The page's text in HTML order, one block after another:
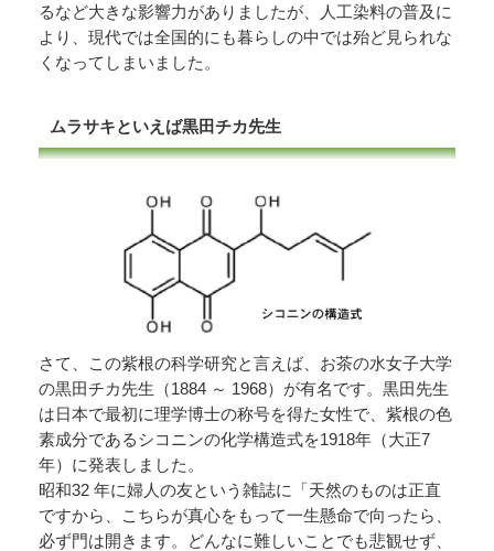
るなど大きな影響力がありましたが、人工染料の普及に
より、現代では全国的にも暮らしの中では殆ど見られな
くなってしまいました。
ムラサキといえば黒田チカ先生
さて、この紫根の科学研究と言えば、お茶の水女子大学
の黒田チカ先生（1884 ～ 1968）が有名です。黒田先生
は日本で最初に理学博士の称号を得た女性で、紫根の色
素成分であるシコニンの化学構造式を1918年（大正7
年）に発表しました。
昭和32 年に婦人の友という雑誌に「天然のものは正直
ですから、こちらが真心をもって一生懸命で向ったら、
必ず門は開きます。どんなに難しいことでも悲観せず、